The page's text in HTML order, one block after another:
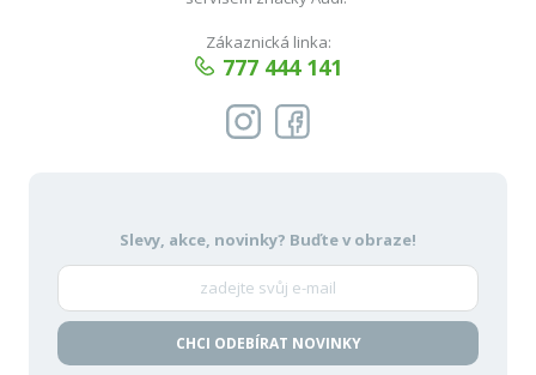
Zákaznická linka:
777 444 141
Slevy, akce, novinky? Buďte v obraze!
CHCI ODEBÍRAT NOVINKY